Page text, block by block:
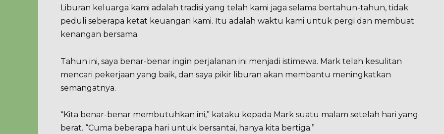
Liburan keluarga kami adalah tradisi yang telah kami jaga selama bertahun-tahun, tidak
peduli seberapa ketat keuangan kami. Itu adalah waktu kami untuk pergi dan membuat
kenangan bersama.
Tahun ini, saya benar-benar ingin perjalanan ini menjadi istimewa. Mark telah kesulitan
mencari pekerjaan yang baik, dan saya pikir liburan akan membantu meningkatkan
semangatnya.
“Kita benar-benar membutuhkan ini,” kataku kepada Mark suatu malam setelah hari yang
berat. “Cuma beberapa hari untuk bersantai, hanya kita bertiga.”